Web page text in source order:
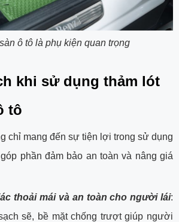
ô tô là phụ kiện quan trọng
khi sử dụng thảm lót
tô
chỉ mang đến sự tiện lợi trong sử dụng
phần đảm bảo an toàn và nâng giá
thoải mái và an toàn cho người lái:
sẽ, bề mặt chống trượt giúp người